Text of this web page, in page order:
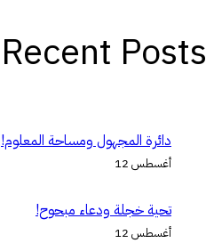
Recent Posts
دائرة المجهول ومساحة المعلوم!
أغسطس 12
تحية خجلة ودعاء مبحوح!
أغسطس 12